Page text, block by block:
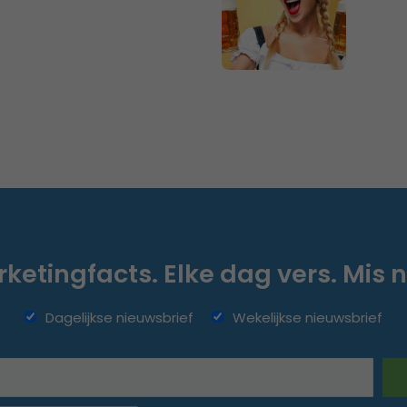
Elke dag vers. Mis
Dagelijkse nieuwsbrief Wekelijkse nieuwsbrief